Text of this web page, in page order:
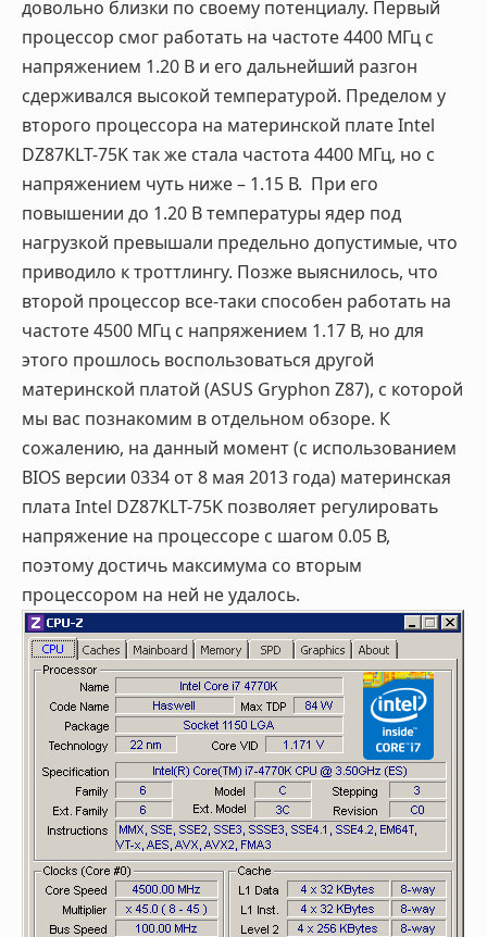
довольно близки по своему потенциалу. Первый
процессор смог работать на частоте 4400 МГц с
напряжением 1.20 В и его дальнейший разгон
сдерживался высокой температурой. Пределом у
второго процессора на материнской плате Intel
DZ87KLT-75K так же стала частота 4400 МГц, но с
напряжением чуть ниже – 1.15 В. При его
повышении до 1.20 В температуры ядер под
нагрузкой превышали предельно допустимые, что
приводило к троттлингу. Позже выяснилось, что
второй процессор все-таки способен работать на
частоте 4500 МГц с напряжением 1.17 В, но для
этого прошлось воспользоваться другой
материнской платой (ASUS Gryphon Z87), с которой
мы вас познакомим в отдельном обзоре. К
сожалению, на данный момент (с использованием
BIOS версии 0334 от 8 мая 2013 года) материнская
плата Intel DZ87KLT-75K позволяет регулировать
напряжение на процессоре с шагом 0.05 В,
поэтому достичь максимума со вторым
процессором на ней не удалось.